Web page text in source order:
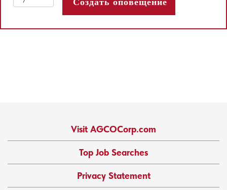
Visit AGCOCorp.com
Top Job Searches
Privacy Statement